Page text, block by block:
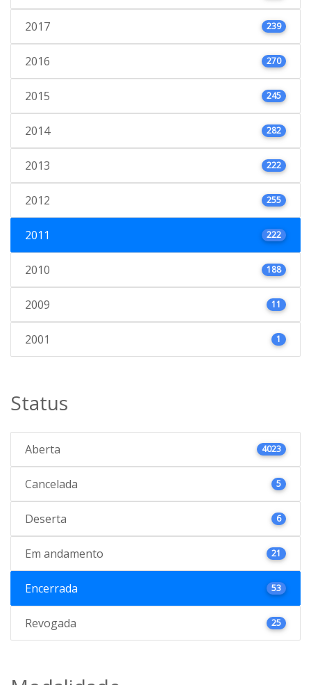
2017 239
2016 270
2015 245
2014 282
2013 222
2012 255
2011 222
2010 188
2009 11
2001 1
Status
Aberta 4023
Cancelada 5
Deserta 6
Em andamento 21
Encerrada 53
Revogada 25